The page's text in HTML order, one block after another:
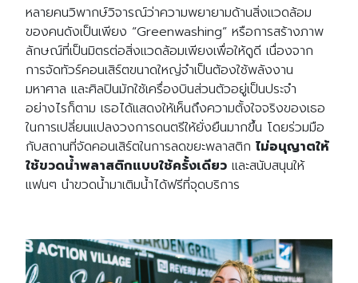
หลายคนวิพากษ์วิจารณ์ว่าความพยายามด้านสิ่งแวดล้อม
ของคนดังเป็นเพียง “Greenwashing” หรือการสร้างภาพ
ลักษณ์ที่เป็นมิตรต่อสิ่งแวดล้อมเพียงเพื่อให้ดูดี เนื่องจาก
การจัดทัวร์คอนเสิร์ตขนาดใหญ่จำเป็นต้องใช้พลังงาน
มหาศาล และศิลปินมักใช้เครื่องบินส่วนตัวอยู่เป็นประจำ
อย่างไรก็ตาม เธอได้แสดงให้เห็นถึงความตั้งใจจริงของเธอ
ในการเปลี่ยนแปลงวงการดนตรีให้ยั่งยืนมากขึ้น โดยร่วมมือ
กับสถานที่จัดคอนเสิร์ตในการลดขยะพลาสติก ไม่อนุญาตให้
ใช้ขวดน้ำพลาสติกแบบใช้ครั้งเดียว และสนับสนุนให้
แฟนๆ นำขวดน้ำมาเติมน้ำได้ฟรีที่จุดบริการ